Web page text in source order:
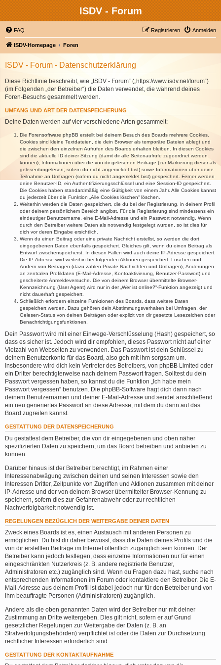
ISDV - Forum
FAQ Anmelden
Registrieren
ISDV-Homepage Foren
ISDV - Forum - Datenschutzerklärung
Diese Richtlinie beschreibt, wie „ISDV - Forum“ („https://www.isdv.net/forum“)
(im Folgenden „der Betreiber“) die Daten verwendet, die während deines
Foren-Besuchs gesammelt werden.
UMFANG UND ART DER DATENSPEICHERUNG
Deine Daten werden auf vier verschiedene Arten gesammelt:
Die Forensoftware phpBB erstellt bei deinem Besuch des Boards mehrere Cookies.
Cookies sind kleine Textdateien, die dein Browser als temporäre Dateien ablegt und
die zwischen den einzelnen Aufrufen des Boards erhalten bleiben. In diesen Cookies
sind die aktuelle ID deiner Sitzung (damit dir alle Seitenaufrufe zugeordnet werden
können), Informationen über die von dir gelesenen Beiträge (zur Markierung dieser als
gelesen/ungelesen; sofern du nicht angemeldet bist) sowie Informationen über deine
Teilnahme an Umfragen (sofern du nicht angemeldet bist) gespeichert. Ferner werden
deine Benutzer-ID, ein Authentifizierungsschlüssel und eine Session-ID gespeichert.
Die Cookies haben standardmäßig eine Gültigkeit von einem Jahr. Alle Cookies kannst
du jederzeit über die Funktion „Alle Cookies löschen“ löschen.
Weiterhin werden die Daten gespeichert, die du bei der Registrierung, in deinem Profil
oder deinem persönlichem Bereich angibst. Für die Registrierung sind mindestens ein
eindeutiger Benutzername, eine E-Mail-Adresse und ein Passwort notwendig. Wenn
durch den Betreiber weitere Daten als notwendig festgelegt wurden, so ist dies für
dich vor deren Eingabe ersichtlich.
Wenn du einen Beitrag oder eine private Nachricht erstellst, so werden die dort
eingegebenen Daten ebenfalls gespeichert. Gleiches gilt, wenn du einen Beitrag als
Entwurf zwischenspeicherst. In diesen Fällen wird auch deine IP-Adresse gespeichert.
Die IP-Adresse wird weiterhin bei folgenden Aktionen gespeichert: Löschen und
Ändern von Beiträgen (dazu zählen Private Nachrichten und Umfragen), Änderungen
an zentralen Profildaten (E-Mail-Adresse, Kontoaktivierung, Benutzer-Passwort) und
gescheiterte Anmeldeversuche. Die von deinem Browser übermittelte Browser-
Kennzeichnung (User Agent) wird nur in der „Wer ist online?“-Funktion angezeigt und
nicht dauerhaft gespeichert.
Schließlich erfordern einzelne Funktionen des Boards, dass weitere Daten
gespeichert werden. Dazu gehören dein Abstimmungsverhalten bei Umfragen, der
Gelesen-Status von deinen Beiträgen oder explizit von dir gesetzte Lesezeichen oder
Benachrichtigungsfunktionen.
Dein Passwort wird mit einer Einwege-Verschlüsselung (Hash) gespeichert, so
dass es sicher ist. Jedoch wird dir empfohlen, dieses Passwort nicht auf einer
Vielzahl von Webseiten zu verwenden. Das Passwort ist dein Schlüssel zu
deinem Benutzerkonto für das Board, also geh mit ihm sorgsam um.
Insbesondere wird dich kein Vertreter des Betreibers, von phpBB Limited oder
ein Dritter berechtigterweise nach deinem Passwort fragen. Solltest du dein
Passwort vergessen haben, so kannst du die Funktion „Ich habe mein
Passwort vergessen“ benutzen. Die phpBB-Software fragt dich dann nach
deinem Benutzernamen und deiner E-Mail-Adresse und sendet anschließend
ein neu generiertes Passwort an diese Adresse, mit dem du dann auf das
Board zugreifen kannst.
GESTATTUNG DER DATENSPEICHERUNG
Du gestattest dem Betreiber, die von dir eingegebenen und oben näher
spezifizierten Daten zu speichern, um das Board betreiben und anbieten zu
können.
Darüber hinaus ist der Betreiber berechtigt, im Rahmen einer
Interessenabwägung zwischen deinen und seinen Interessen sowie den
Interessen Dritter, Zeitpunkte von Zugriffen und Aktionen zusammen mit deiner
IP-Adresse und der von deinem Browser übermittelter Browser-Kennung zu
speichern, sofern dies zur Gefahrenabwehr oder zur rechtlichen
Nachverfolgbarkeit notwendig ist.
REGELUNGEN BEZÜGLICH DER WEITERGABE DEINER DATEN
Zweck eines Boards ist es, einen Austausch mit anderen Personen zu
ermöglichen. Du bist dir daher bewusst, dass die Daten deines Profils und die
von dir erstellten Beiträge im Internet öffentlich zugänglich sein können. Der
Betreiber kann jedoch festlegen, dass einzelne Informationen nur für einen
eingeschränkten Nutzerkreis (z. B. andere registrierte Benutzer,
Administratoren etc.) zugänglich sind. Wenn du Fragen dazu hast, suche nach
entsprechenden Informationen im Forum oder kontaktiere den Betreiber. Die E-
Mail-Adresse aus deinem Profil ist dabei jedoch nur für den Betreiber und von
ihm beauftragte Personen (Administratoren) zugänglich.
Andere als die oben genannten Daten wird der Betreiber nur mit deiner
Zustimmung an Dritte weitergeben. Dies gilt nicht, sofern er auf Grund
gesetzlicher Regelungen zur Weitergabe der Daten (z. B. an
Strafverfolgungsbehörden) verpflichtet ist oder die Daten zur Durchsetzung
rechtlicher Interessen erforderlich sind.
GESTATTUNG DER KONTAKTAUFNAHME